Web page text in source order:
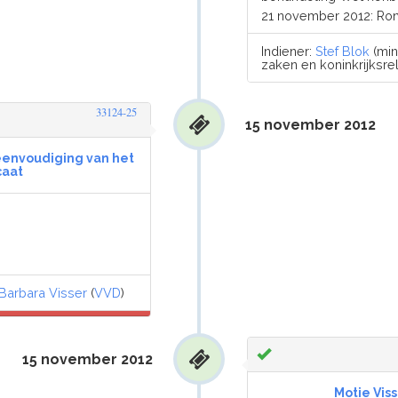
21 november 2012:
Indiener:Stef Blok
zaken en
33124-25
van het
Visser(VVD)
15 november 2012
Motie
15 november 2012